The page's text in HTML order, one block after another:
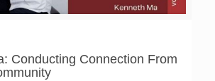
Conducting Connection From